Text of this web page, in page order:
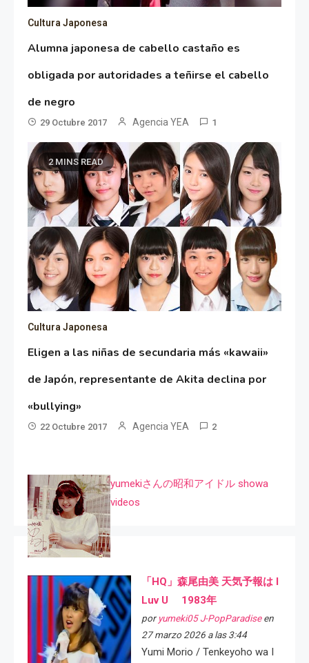
Cultura Japonesa
Alumna japonesa de cabello castaño es
obligada por autoridades a teñirse el cabello
de negro
29 Octubre 2017 Agencia YEA 1
2 MINS READ
Cultura Japonesa
Eligen a las niñas de secundaria más «kawaii»
de Japón, representante de Akita declina por
«bullying»
22 Octubre 2017 Agencia YEA 2
yumekiさんの昭和アイドル showa
videos
「HQ」森尾由美 天気予報は I
Luv U 1983年
por yumeki05 J-PopParadiseen
27 marzo 2026 a las 3:44
Yumi Morio / Tenkeyoho wa I